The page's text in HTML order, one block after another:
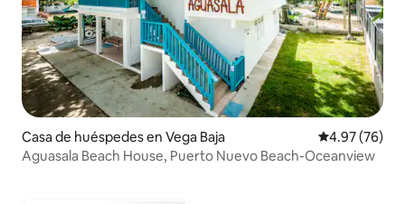
Casa de huéspedes en Vega Baja Calificación
4.97 (76)
Aguasala Beach House, Puerto Nuevo Beach-Oceanview